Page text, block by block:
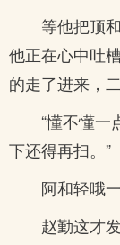
等他把顶
他正在心中吐
的走了进来，
“懂不懂一
下还得再扫。”
阿和轻哦
赵勤这才